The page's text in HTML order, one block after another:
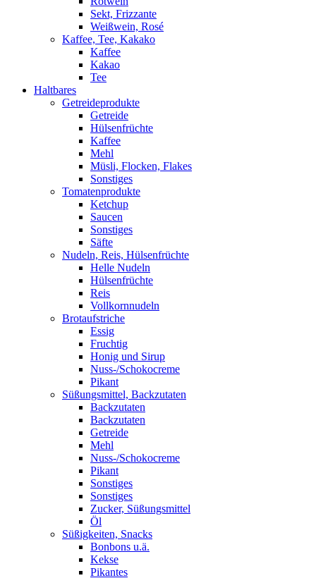
Sekt, Frizzante
Weißwein, Rosé
Kaffee, Tee, Kakako
Kaffee
Kakao
Tee
Haltbares
Getreideprodukte
Getreide
Hülsenfrüchte
Kaffee
Mehl
Müsli, Flocken, Flakes
Sonstiges
Tomatenprodukte
Ketchup
Saucen
Sonstiges
Säfte
Nudeln, Reis, Hülsenfrüchte
Helle Nudeln
Hülsenfrüchte
Reis
Vollkornnudeln
Brotaufstriche
Essig
Fruchtig
Honig und Sirup
Nuss-/Schokocreme
Pikant
Süßungsmittel, Backzutaten
Backzutaten
Backzutaten
Getreide
Mehl
Nuss-/Schokocreme
Pikant
Sonstiges
Sonstiges
Zucker, Süßungsmittel
Öl
Süßigkeiten, Snacks
Bonbons u.ä.
Kekse
Pikantes